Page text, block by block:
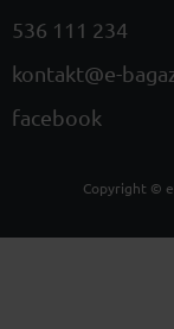
536 111 234
kontakt@e-
facebook
Copyright ©